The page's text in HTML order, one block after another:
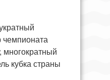
чемпионата
многократный
кубка страны